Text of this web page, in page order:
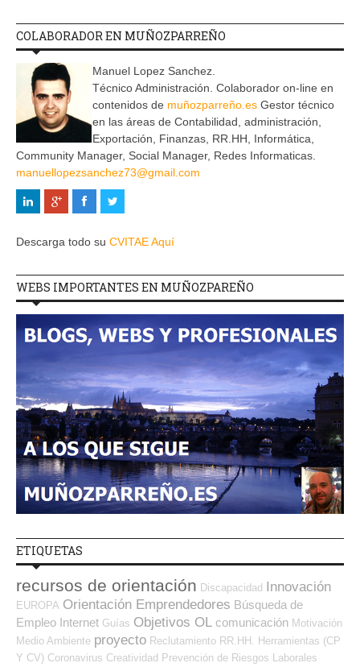
COLABORADOR EN MUÑOZPARREÑO
Manuel Lopez Sanchez.
Técnico Administración. Colaborador on-line en
contenidos de muñozparreño.es Gestor técnico
en las áreas de Contabilidad, administración,
Exportación, Finanzas, RR.HH, Informática,
Community Manager, Social Manager, Redes Informaticas.
manuellopezsanchez73@gmail.com
Descarga todo su CVITAE Aquí
WEBS IMPORTANTES EN MUÑOZPAREÑO
ETIQUETAS
recursos de orientación Discapacidad Innovación
EUROPA Orientación Emprendedores Búsqueda de
Empleo Internet Guías Objetivos OL comunicación Motivación
Medio Ambiente proyecto Reclutamiento RR.HH. Herramientas (CP
Y CV) Coronavirus Creatividad Prevención de Riesgos Laborales